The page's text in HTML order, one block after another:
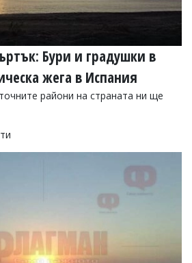
Бури и градушки в
жега в Испания
райони на страната ни ще